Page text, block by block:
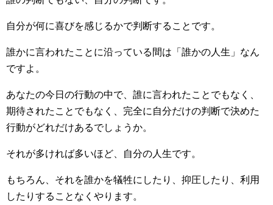
自分が何に喜びを感じるかで判断することです。
誰かに言われたことに沿っている間は「誰かの人生」なん
ですよ。
あなたの今日の行動の中で、誰に言われたことでもなく、
期待されたことでもなく、完全に自分だけの判断で決めた
行動がどれだけあるでしょうか。
それが多ければ多いほど、自分の人生です。
もちろん、それを誰かを犠牲にしたり、抑圧したり、利用
したりすることなくやります。